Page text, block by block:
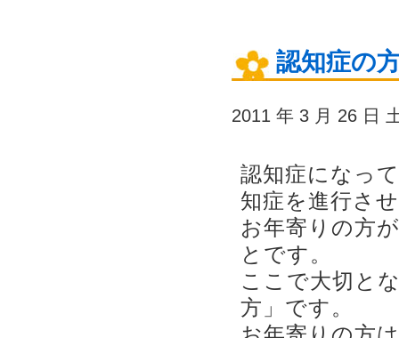
認知症の
2011 年 3 月 26 日
認知症になっ
知症を進行さ
お年寄りの方
とです。
ここで大切と
方」です。